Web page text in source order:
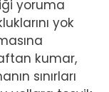
yoruma
yok
kumar,
sınırları